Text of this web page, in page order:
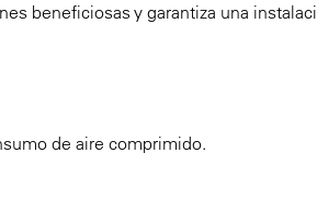
beneficiosas y garantiza una
de aire comprimido.